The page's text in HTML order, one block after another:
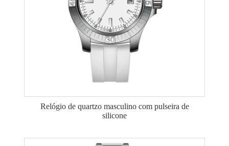
Relógio de quartzo masculino com pulseira de
silicone